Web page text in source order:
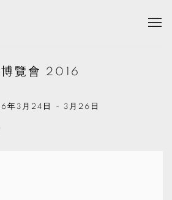
覽會 2016
年3月24日 - 3月26日